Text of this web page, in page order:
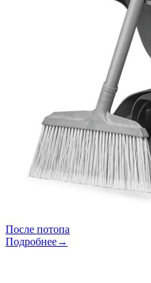
После потопа
Подробнее→